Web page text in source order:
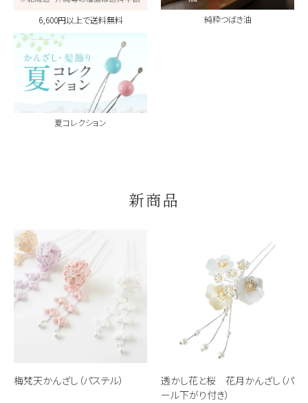
6,600円以上で送料無料 純粋つばき油
夏コレクション
新商品
梅梵天かんざし（パステル）
透かし花と桜 花月かんざし（パ
ール下がり付き）